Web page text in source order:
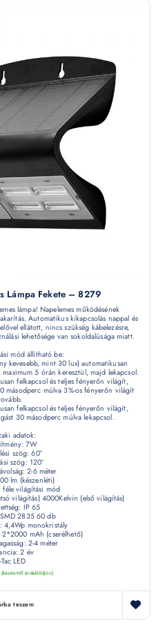
Lámpa Fekete – 8279
lámpa! Napelemes működésének
Automatikus kikapcsolás nappal és
ellátott, nincs szükség kábelezésre,
lehetősége van sokoldalúsága miatt.
mód állítható be:
kevesebb, mint 30 lux) automatikusan
5 órán keresztül, majd lekapcsol.
felkapcsol és teljes fényerőn világít,
másodperc múlva 3%-os fényerőn világít
felkapcsol és teljes fényerőn világít,
30 másodperc múlva lekapcsol.
adatok:
7W
szög: 60°
szög: 120°
2-6 méter
lm (készenléti)
féle világítási mód
világítás) 4000Kelvin (első világítás)
IP 65
2835 60 db
4,4Wp monokristály
mAh (cserélhető)
2-4 méter
2 év
LED
(készletről érdeklődjön)
teszem